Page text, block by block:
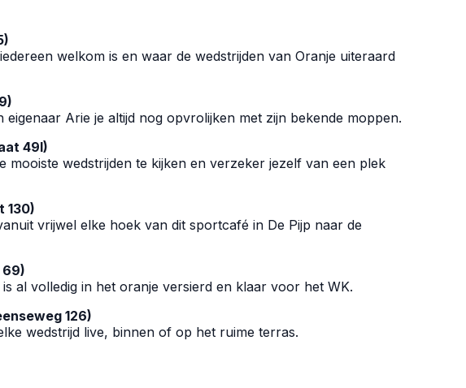
welkom is en waar de wedstrijden van Oranje uiteraard
Arie je altijd nog opvrolijken met zijn bekende moppen.
49I)
mooiste wedstrijden te kijken en verzeker jezelf van een plek
130)
vrijwel elke hoek van dit sportcafé in De Pijp naar de
69)
al volledig in het oranje versierd en klaar voor het WK.
126)
wedstrijd live, binnen of op het ruime terras.